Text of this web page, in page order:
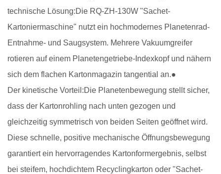
technische Lösung:Die RQ-ZH-130W "Sachet-
Kartoniermaschine" nutzt ein hochmodernes Planetenrad-
Entnahme- und Saugsystem. Mehrere Vakuumgreifer
rotieren auf einem Planetengetriebe-Indexkopf und nähern
sich dem flachen Kartonmagazin tangential an.●
Der kinetische Vorteil:Die Planetenbewegung stellt sicher,
dass der Kartonrohling nach unten gezogen und
gleichzeitig symmetrisch von beiden Seiten geöffnet wird.
Diese schnelle, positive mechanische Öffnungsbewegung
garantiert ein hervorragendes Kartonformergebnis, selbst
bei steifem, hochdichtem Recyclingkarton oder "Sachet-